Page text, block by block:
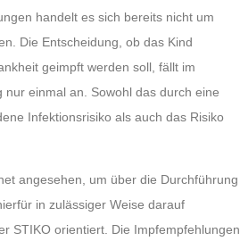
handelt es sich bereits nicht um
Die Entscheidung, ob das Kind
geimpft werden soll, fällt im
einmal an. Sowohl das durch eine
Infektionsrisiko als auch das Risiko
angesehen, um über die Durchführung
in zulässiger Weise darauf
STIKO orientiert. Die Impfempfehlungen